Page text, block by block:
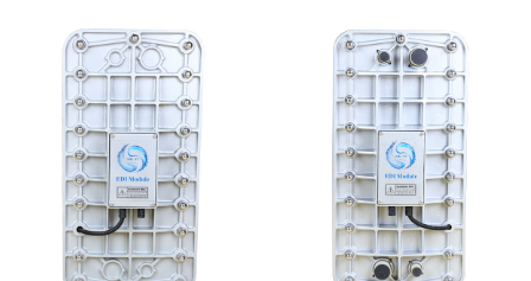
西门子 EDI模块维修
MK-TC500 EDI设备维
修